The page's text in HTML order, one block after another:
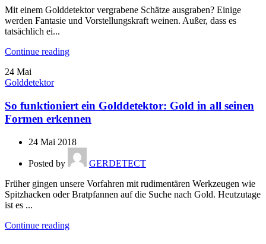
Mit einem Golddetektor vergrabene Schätze ausgraben? Einige
werden Fantasie und Vorstellungskraft weinen. Außer, dass es
tatsächlich ei...
Continue reading
24 Mai
Golddetektor
So funktioniert ein Golddetektor: Gold in all seinen
Formen erkennen
24 Mai 2018
Posted by
GERDETECT
Früher gingen unsere Vorfahren mit rudimentären Werkzeugen wie
Spitzhacken oder Bratpfannen auf die Suche nach Gold. Heutzutage
ist es ...
Continue reading